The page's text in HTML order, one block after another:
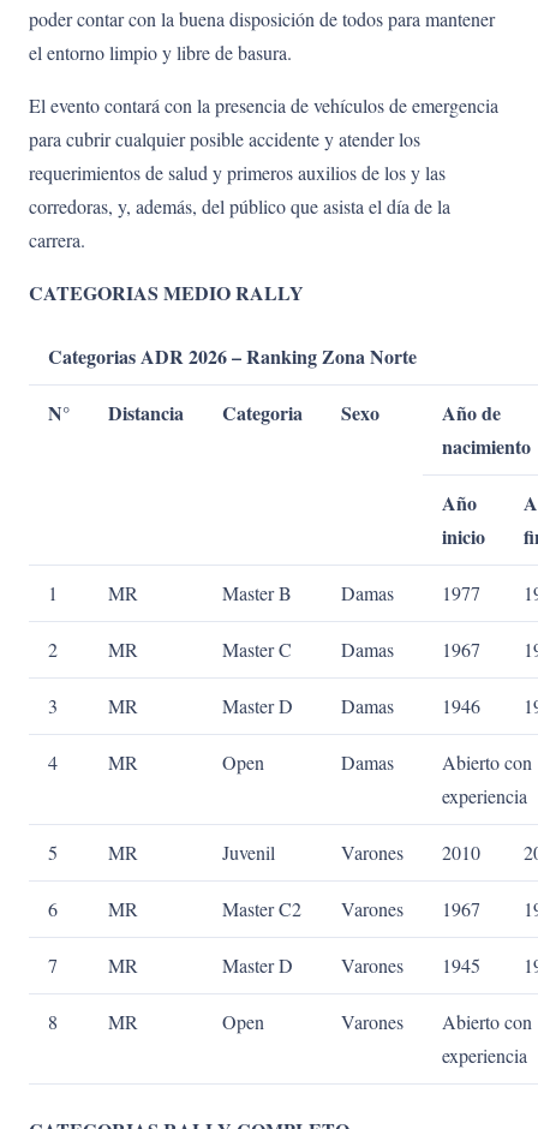
poder contar con la buena disposición de todos para mantener
el entorno limpio y libre de basura.
El evento contará con la presencia de vehículos de emergencia
para cubrir cualquier posible accidente y atender los
requerimientos de salud y primeros auxilios de los y las
corredoras, y, además, del público que asista el día de la
carrera.
CATEGORIAS MEDIO RALLY
Categorias ADR 2026 – Ranking Zona Norte
N° Distancia Categoria Sexo
Año de
nacimiento
Año
inicio
1 MR Master B Damas 1977
2 MR Master C Damas 1967
3 MR Master D Damas 1946
4 MR Open Damas
Abierto con
experiencia
5 MR Juvenil Varones 2010
6 MR Master C2 Varones 1967
7 MR Master D Varones 1945
8 MR Open Varones
Abierto con
experiencia